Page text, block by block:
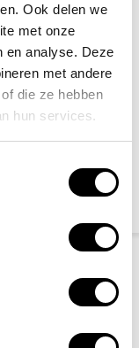
Ook delen we
met onze
en analyse. Deze
met andere
die ze hebben
hun services.